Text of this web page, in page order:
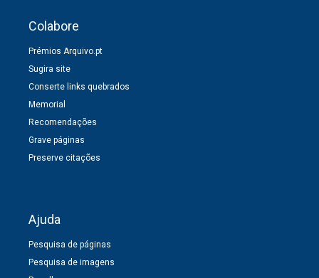
Colabore
Prémios Arquivo.pt
Sugira site
Conserte links quebrados
Memorial
Recomendações
Grave páginas
Preserve citações
Ajuda
Pesquisa de páginas
Pesquisa de imagens